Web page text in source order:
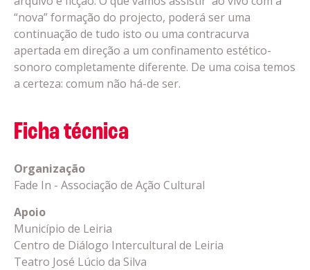
“nova” formação do projecto, poderá ser uma
continuação de tudo isto ou uma contracurva
apertada em direção a um confinamento estético-
sonoro completamente diferente. De uma coisa temos
a certeza: comum não há-de ser.
Ficha técnica
Organização
Fade In - Associação de Ação Cultural
Apoio
Município de Leiria
Centro de Diálogo Intercultural de Leiria
Teatro José Lúcio da Silva